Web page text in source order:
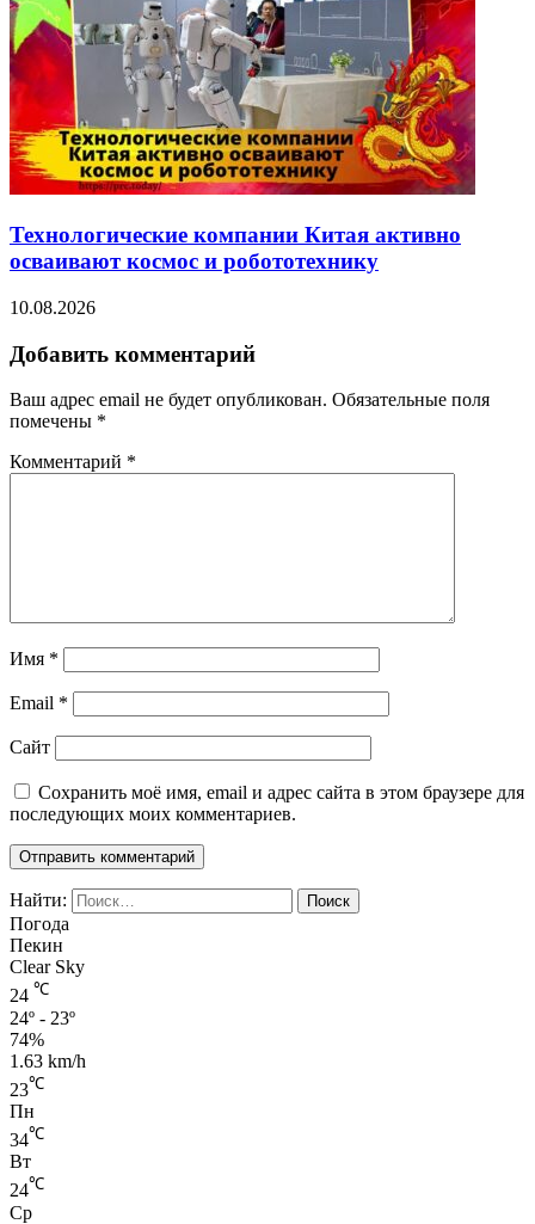
Технологические компании Китая активно
осваивают космос и робототехнику
10.08.2026
Добавить комментарий
Ваш адрес email не будет опубликован. Обязательные поля
помечены *
Комментарий *
Имя *
Email *
Сайт
Сохранить моё имя, email и адрес сайта в этом браузере для
последующих моих комментариев.
Найти:
Погода
Пекин
Clear Sky
24 ℃
24º - 23º
74%
1.63 km/h
23℃
Пн
34℃
Вт
24℃
Ср